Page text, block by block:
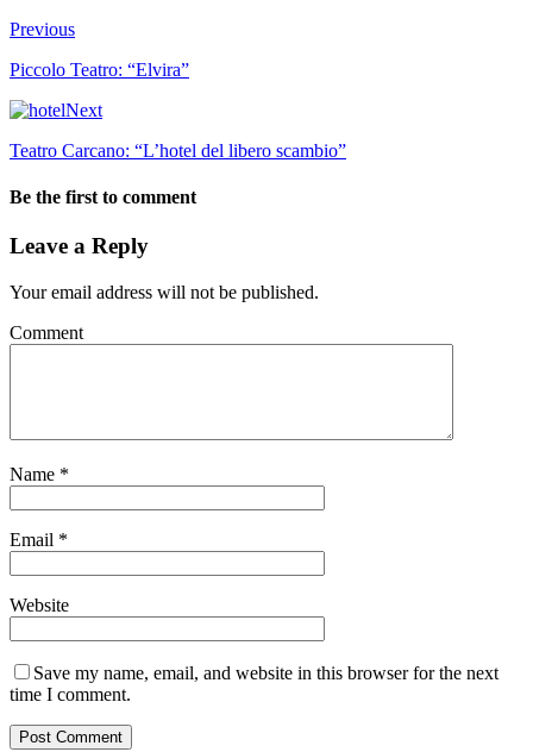
Previous
Piccolo Teatro: “Elvira”
Next
Teatro Carcano: “L’hotel del libero scambio”
Be the first to comment
Leave a Reply
Your email address will not be published.
Comment
Name *
Email *
Website
Save my name, email, and website in this browser for the next
time I comment.